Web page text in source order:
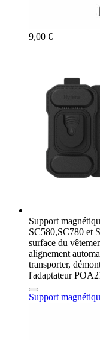
9,00 €
Support
SC580,SC780 et
surface du
alignement
transporter,
l'adaptateur
Support